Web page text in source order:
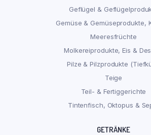
Geflügel &
Gemüse & Gemüseprodukte,
Meeresfrüchte
Molkereiprodukte, Eis &
Pilze & Pilzprodukte
Teige
Teil- & Fertiggerichte
Tintenfisch, Oktopus &
GETRÄNKE